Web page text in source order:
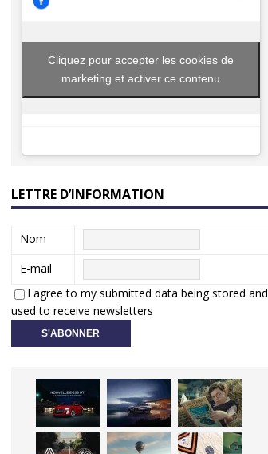
Cliquez pour accepter les cookies de
marketing et activer ce contenu
LETTRE D’INFORMATION
Nom
E-mail
I agree to my submitted data being stored and
used to receive newsletters